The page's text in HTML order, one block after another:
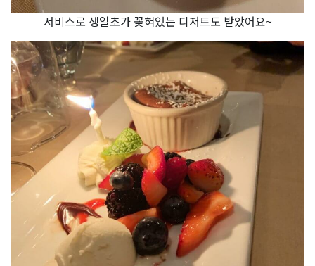
서비스로 생일초가 꽂혀있는 디저트도 받았어요~